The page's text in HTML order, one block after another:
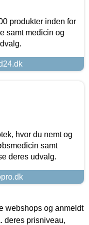
produkter inden for
samt medicin og
hvor du nemt og
samt
deres udvalg.
webshops og anmeldt
deres prisniveau,